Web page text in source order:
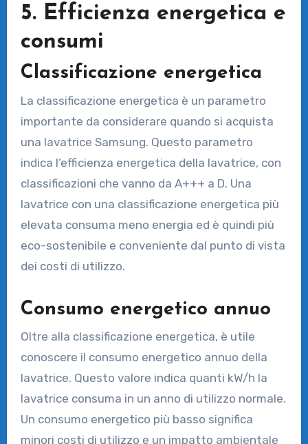
5. Efficienza energetica e
consumi
Classificazione energetica
La classificazione energetica è un parametro
importante da considerare quando si acquista
una lavatrice Samsung. Questo parametro
indica l’efficienza energetica della lavatrice, con
classificazioni che vanno da A+++ a D. Una
lavatrice con una classificazione energetica più
elevata consuma meno energia ed è quindi più
eco-sostenibile e conveniente dal punto di vista
dei costi di utilizzo.
Consumo energetico annuo
Oltre alla classificazione energetica, è utile
conoscere il consumo energetico annuo della
lavatrice. Questo valore indica quanti kW/h la
lavatrice consuma in un anno di utilizzo normale.
Un consumo energetico più basso significa
minori costi di utilizzo e un impatto ambientale